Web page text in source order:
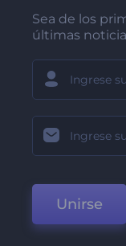
Sea de los
últimas
Unirse